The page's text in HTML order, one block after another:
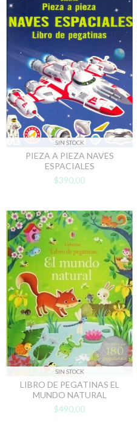
SIN STOCK
PIEZA A PIEZA NAVES
ESPACIALES
$390,00
SIN STOCK
LIBRO DE PEGATINAS EL
MUNDO NATURAL
$490,00